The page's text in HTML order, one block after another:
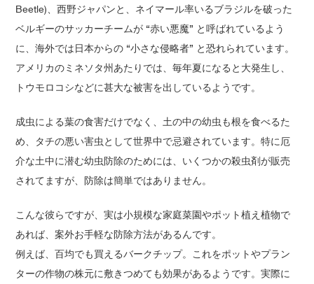
Beetle)、西野ジャパンと、ネイマール率いるブラジルを破った
ベルギーのサッカーチームが “赤い悪魔” と呼ばれているよう
に、海外では日本からの “小さな侵略者” と恐れられています。
アメリカのミネソタ州あたりでは、毎年夏になると大発生し、
トウモロコシなどに甚大な被害を出しているようです。
成虫による葉の食害だけでなく、土の中の幼虫も根を食べるた
め、タチの悪い害虫として世界中で忌避されています。特に厄
介な土中に潜む幼虫防除のためには、いくつかの殺虫剤が販売
されてますが、防除は簡単ではありません。
こんな彼らですが、実は小規模な家庭菜園やポット植え植物で
あれば、案外お手軽な防除方法があるんです。
例えば、百均でも買えるバークチップ。これをポットやプラン
ターの作物の株元に敷きつめても効果があるようです。実際に